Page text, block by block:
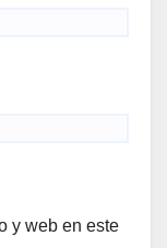
y web en este